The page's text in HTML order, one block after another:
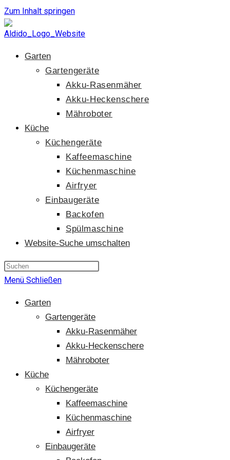
Zum Inhalt springen
Garten
Gartengeräte
Akku-Rasenmäher
Akku-Heckenschere
Mähroboter
Küche
Küchengeräte
Kaffeemaschine
Küchenmaschine
Airfryer
Einbaugeräte
Backofen
Spülmaschine
Website-Suche umschalten
Menü Schließen
Garten
Gartengeräte
Akku-Rasenmäher
Akku-Heckenschere
Mähroboter
Küche
Küchengeräte
Kaffeemaschine
Küchenmaschine
Airfryer
Einbaugeräte